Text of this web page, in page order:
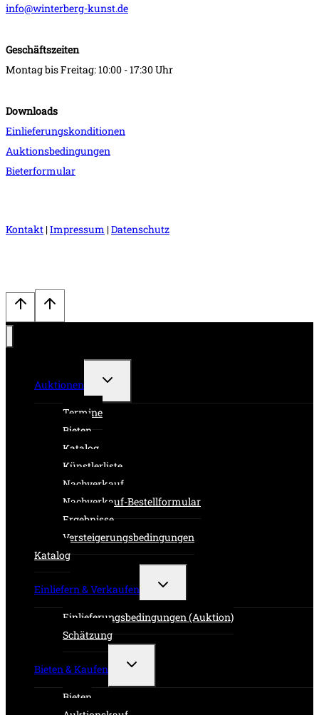
info@winterberg-kunst.de
Geschäftszeiten
Montag bis Freitag: 10:00 - 17:30 Uhr
Downloads
Einlieferungskonditionen
Auktionsbedingungen
Bieterformular
Kontakt |Impressum |Datenschutz
Auktionen
Untermenü
Termine
Bieten
Katalog
Künstlerliste
Nachverkauf
Nachverkauf-Bestellformular
Ergebnisse
Versteigerungsbedingungen
Katalog
Einliefern & Verkaufen
Untermenü
Einlieferungsbedingungen (Auktion)
Schätzung
Bieten & Kaufen
Untermenü
Bieten